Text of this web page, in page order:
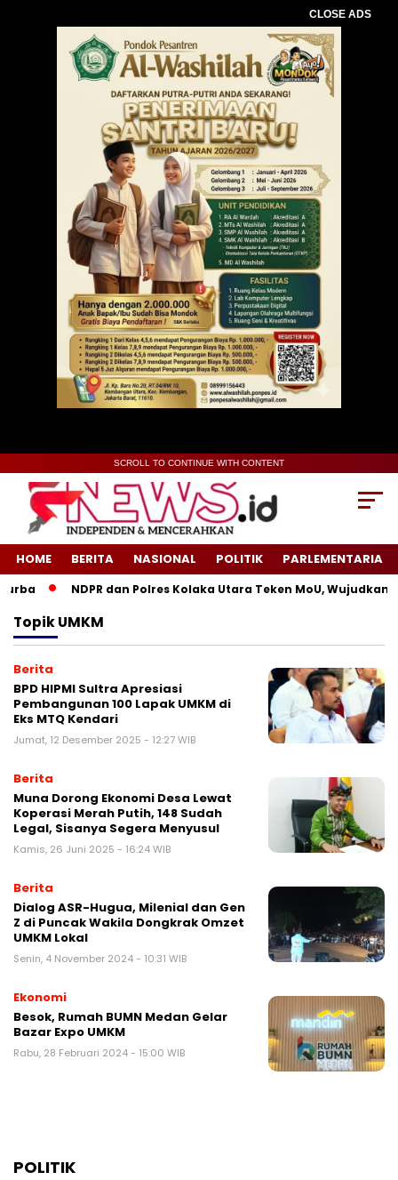
CLOSE ADS
SCROLL TO CONTINUE WITH CONTENT
HOME BERITA NASIONAL POLITIK PARLEMENTARIA
NDPR dan Polres Kolaka Utara Teken MoU, Wujudkan
TopikUMKM
Berita
BPD HIPMI Sultra Apresiasi
Pembangunan 100 Lapak UMKM di
Eks MTQ Kendari
Jumat, 12 Desember 2025 - 12:27 WIB
Berita
Muna Dorong Ekonomi Desa Lewat
Koperasi Merah Putih, 148 Sudah
Legal, Sisanya Segera Menyusul
Kamis, 26 Juni 2025 - 16:24 WIB
Berita
Dialog ASR-Hugua, Milenial dan Gen
Z di Puncak Wakila Dongkrak Omzet
UMKM Lokal
Senin, 4 November 2024 - 10:31 WIB
Ekonomi
Besok, Rumah BUMN Medan Gelar
Bazar Expo UMKM
Rabu, 28 Februari 2024 - 15:00 WIB
POLITIK